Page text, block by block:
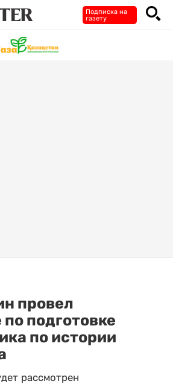
Подписка на
газету
провел
подготовке
по истории
рассмотрен